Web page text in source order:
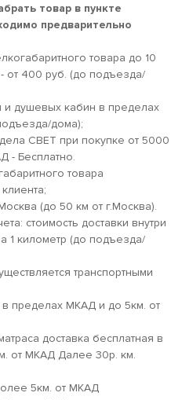
товар в пункте
предварительно
товара до 10
от 400 руб. (до подъезда/
и душевых кабин в пределах
дома);
СВЕТ при покупке от 5000
- Бесплатно.
товара
(до 50 км от г.Москва).
стоимость доставки внутри
1 километр (до подъезда/
транспортными
в пределах МКАД и до 5км. от
доставка бесплатная в
от МКАД Далее 30р. км.
5км. от МКАД